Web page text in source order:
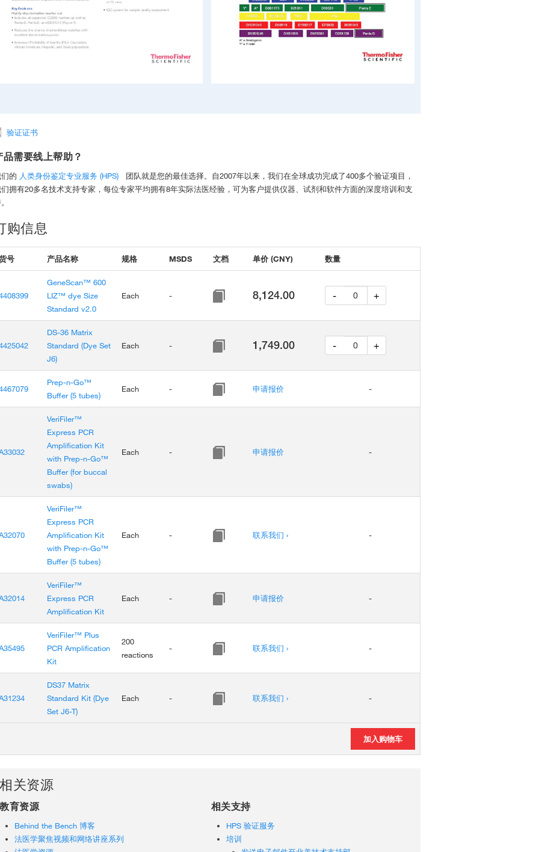
验证证书
品需要线上帮助？
的 人类身份鉴定专业服务 (HPS) 团队就是您的最佳选择。自2007年以来，我们在全球成功完成了400多个验证项目，
拥有20多名技术支持专家，每位专家平均拥有8年实际法医经验，可为客户提供仪器、试剂和软件方面的深度培训和支
购信息
号 产品名称 规格 MSDS 文档 单价 (CNY) 数量
GeneScan™ 600
LIZ™ dye Size
Standard v2.0
Each - 8,124.00 - +
DS-36 Matrix
Standard (Dye Set
J6)
Each - 1,749.00 - +
Prep-n-Go™
Buffer (5 tubes)
Each - 申请报价 -
VeriFiler™
Express PCR
Amplification Kit
with Prep-n-Go™
Buffer (for buccal
swabs)
Each - 申请报价 -
VeriFiler™
Express PCR
Amplification Kit
with Prep-n-Go™
Buffer (5 tubes)
Each - 联系我们 › -
VeriFiler™
Express PCR
Amplification Kit
Each - 申请报价 -
VeriFiler™ Plus
PCR Amplification
Kit
200
reactions
- 联系我们 › -
DS37 Matrix
Standard Kit (Dye
Set J6-T)
Each - 联系我们 › -
相关资源
教育资源
Behind the Bench 博客
法医学聚焦视频和网络讲座系列
相关支持
HPS 验证服务
培训